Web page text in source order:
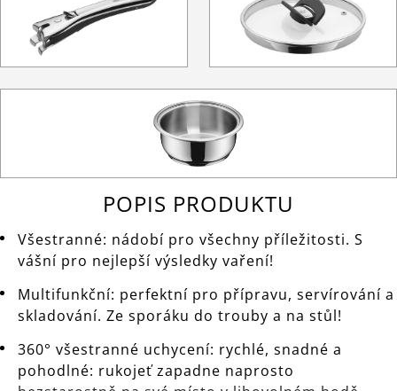
POPIS PRODUKTU
Všestranné: nádobí pro všechny příležitosti. S
vášní pro nejlepší výsledky vaření!
Multifunkční: perfektní pro přípravu, servírování a
skladování. Ze sporáku do trouby a na stůl!
360° všestranné uchycení: rychlé, snadné a
pohodlné: rukojeť zapadne naprosto